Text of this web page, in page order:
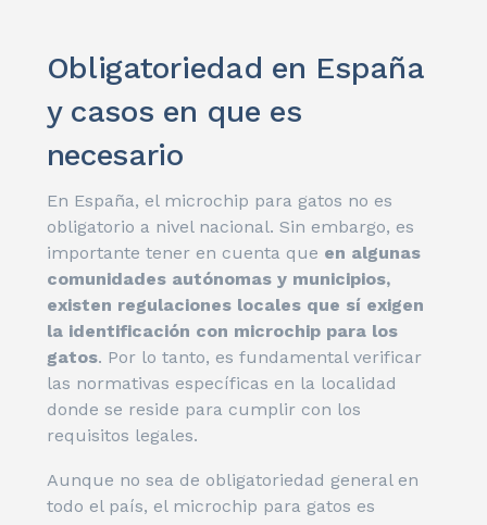
Obligatoriedad en España
y casos en que es
necesario
En España, el microchip para gatos no es
obligatorio a nivel nacional. Sin embargo, es
importante tener en cuenta que en algunas
comunidades autónomas y municipios,
existen regulaciones locales que sí exigen
la identificación con microchip para los
gatos. Por lo tanto, es fundamental verificar
las normativas específicas en la localidad
donde se reside para cumplir con los
requisitos legales.
Aunque no sea de obligatoriedad general en
todo el país, el microchip para gatos es